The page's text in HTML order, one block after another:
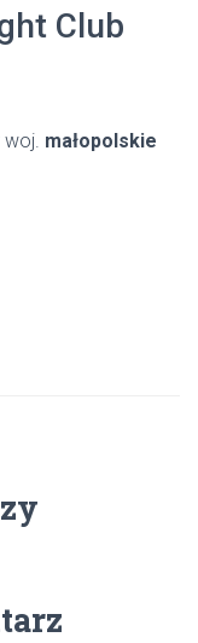
Club
woj. małopolskie